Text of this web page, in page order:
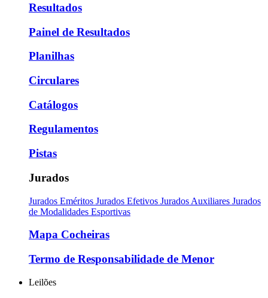
Resultados
Painel de Resultados
Planilhas
Circulares
Catálogos
Regulamentos
Pistas
Jurados
Jurados Eméritos Jurados Efetivos Jurados Auxiliares Jurados
de Modalidades Esportivas
Mapa Cocheiras
Termo de Responsabilidade de Menor
Leilões